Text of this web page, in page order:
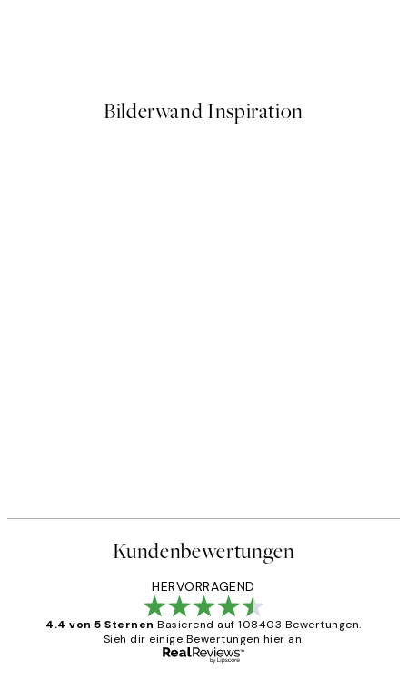
Bilderwand Inspiration
Kundenbewertungen
HERVORRAGEND
4.4 von 5 Sternen Basierend auf 108403 Bewertungen.
Sieh dir einige Bewertungen hier an.